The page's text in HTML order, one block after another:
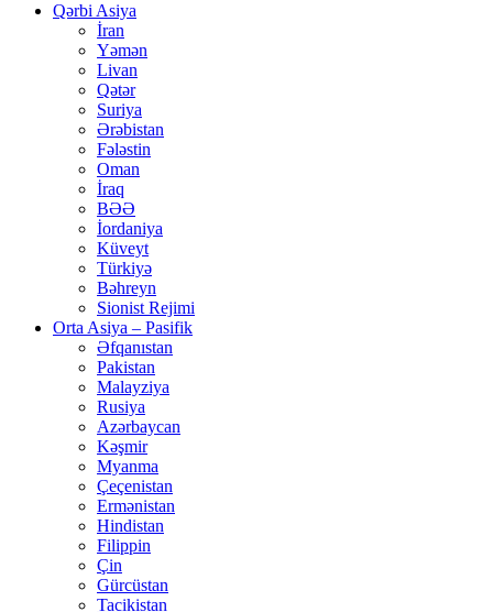
Qərbi Asiya
İran
Yəmən
Livan
Qətər
Suriya
Ərəbistan
Fələstin
Oman
İraq
BƏƏ
İordaniya
Küveyt
Türkiyə
Bəhreyn
Sionist Rejimi
Orta Asiya – Pasifik
Əfqanıstan
Pakistan
Malayziya
Rusiya
Azərbaycan
Kəşmir
Myanma
Çeçenistan
Ermənistan
Hindistan
Filippin
Çin
Gürcüstan
Tacikistan